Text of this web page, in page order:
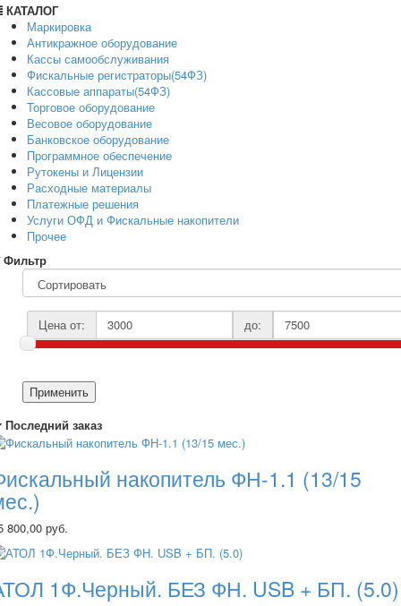
КАТАЛОГ
Маркировка
Антикражное оборудование
Кассы самообслуживания
Фискальные регистраторы(54ФЗ)
Кассовые аппараты(54ФЗ)
Торговое оборудование
Весовое оборудование
Банковское оборудование
Программное обеспечение
Рутокены и Лицензии
Расходные материалы
Платежные решения
Услуги ОФД и Фискальные накопители
Прочее
Фильтр
Цена от: до:
Применить
Последний заказ
накопитель ФН-1.1 (13/15
800,00 руб.
1Ф.Черный. БЕЗ ФН. USB + БП. (5.0)